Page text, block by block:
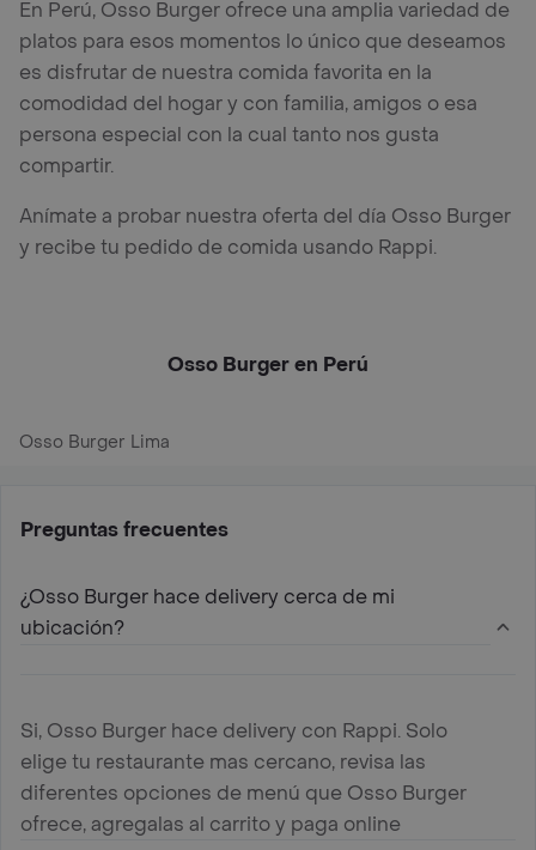
En Perú, Osso Burger ofrece una amplia variedad de
platos para esos momentos lo único que deseamos
es disfrutar de nuestra comida favorita en la
comodidad del hogar y con familia, amigos o esa
persona especial con la cual tanto nos gusta
compartir.
Anímate a probar nuestra oferta del día Osso Burger
y recibe tu pedido de comida usando Rappi.
Osso Burger en Perú
Osso Burger Lima
Preguntas frecuentes
¿Osso Burger hace delivery cerca de mi
ubicación?
Si, Osso Burger hace delivery con Rappi. Solo
elige tu restaurante mas cercano, revisa las
diferentes opciones de menú que Osso Burger
ofrece, agregalas al carrito y paga online